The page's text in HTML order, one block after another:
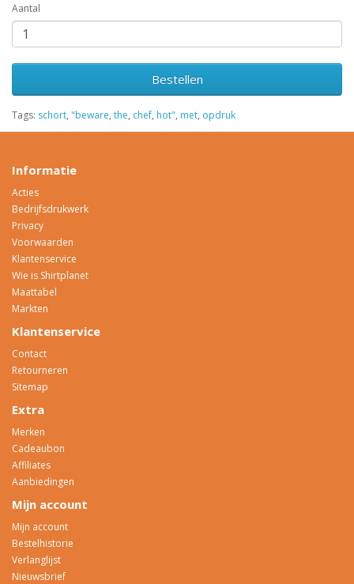
Aantal
Bestellen
Tags: schort, "beware, the, chef, hot", met, opdruk
Informatie
Acties
Bedrijfsdrukwerk
Privacy
Voorwaarden
Klantenservice
Wie is Shirtplanet
Maattabel
Markten
Klantenservice
Contact
Retourneren
Sitemap
Extra
Merken
Cadeaubon
Affiliates
Aanbiedingen
Mijn account
Mijn account
Bestelhistorie
Verlanglijst
Nieuwsbrief